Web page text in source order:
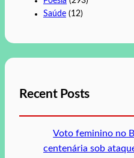
Saúde (12)
Recent Posts
Voto feminino no
centenária sob